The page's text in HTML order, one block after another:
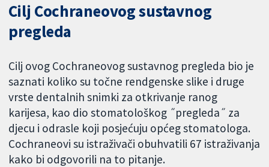
Cilj Cochraneovog sustavnog
pregleda
Cilj ovog Cochraneovog sustavnog pregleda bio je
saznati koliko su točne rendgenske slike i druge
vrste dentalnih snimki za otkrivanje ranog
karijesa, kao dio stomatološkog ˝pregleda˝ za
djecu i odrasle koji posjećuju općeg stomatologa.
Cochraneovi su istraživači obuhvatili 67 istraživanja
kako bi odgovorili na to pitanje.